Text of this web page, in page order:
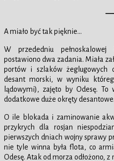
A miało być tak pięknie…
W przededniu pełnoskalowej
postawiono dwa zadania. Miała
portów i szlaków żeglugowych
desant morski, w wyniku
lądowymi), zajęto by Odesę. To
dodatkowe duże okręty desantowe.
O ile blokada i zaminowanie
przykrych dla rosjan
pierwszych dniach wojny sprawy
nie tyle winna była flota, co
Odesę. Atak od morza odłożono, z